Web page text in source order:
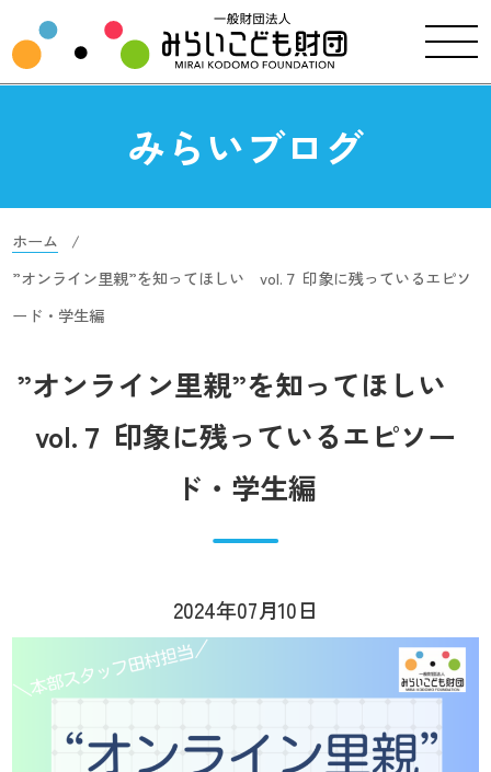
みらいブログ
ホーム
”オンライン里親”を知ってほしい vol.７ 印象に残っているエピソ
ード・学生編
”オンライン里親”を知ってほしい
vol.７ 印象に残っているエピソー
ド・学生編
2024年07月10日